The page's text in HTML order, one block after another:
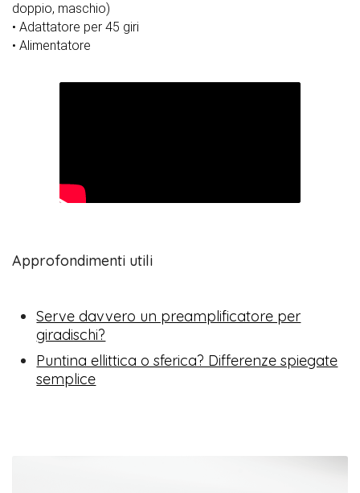
doppio, maschio)
• Adattatore per 45 giri
• Alimentatore
Approfondimenti utili
Serve davvero un preamplificatore per
giradischi?
Puntina ellittica o sferica? Differenze spiegate
semplice